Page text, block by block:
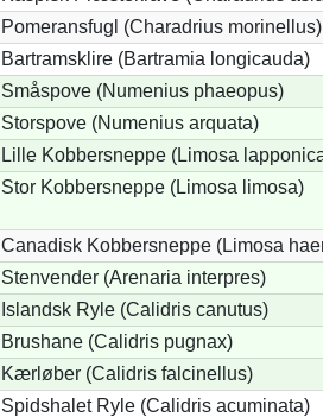
Pomeransfugl (Charadrius morinellus)
Bartramsklire (Bartramia longicauda)
Småspove (Numenius phaeopus)
Storspove (Numenius arquata)
Lille Kobbersneppe (Limosa
Stor Kobbersneppe (Limosa limosa)
Canadisk Kobbersneppe (Limosa
Stenvender (Arenaria interpres)
Islandsk Ryle (Calidris canutus)
Brushane (Calidris pugnax)
Kærløber (Calidris falcinellus)
Spidshalet Ryle (Calidris acuminata)